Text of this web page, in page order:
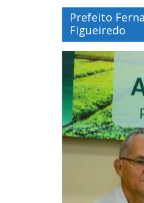
Prefeito
Figueiredo